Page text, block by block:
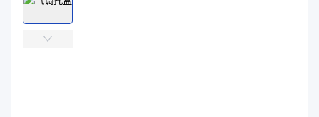
商品参数
商品分类